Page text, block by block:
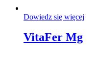
Dowiedz się więcej
VitaFer Mg